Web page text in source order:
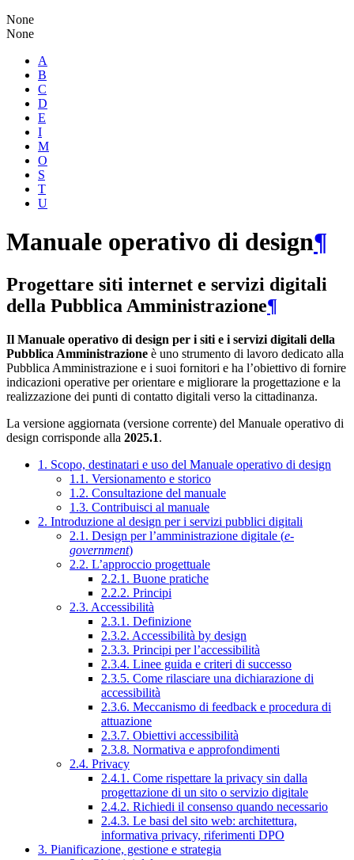
None
None
A
B
C
D
E
I
M
O
S
T
U
Manuale operativo di design¶
Progettare siti internet e servizi digitali
della Pubblica Amministrazione¶
Il Manuale operativo di design per i siti e i servizi digitali della
Pubblica Amministrazione è uno strumento di lavoro dedicato alla
Pubblica Amministrazione e i suoi fornitori e ha l’obiettivo di fornire
indicazioni operative per orientare e migliorare la progettazione e la
realizzazione dei punti di contatto digitali verso la cittadinanza.
La versione aggiornata (versione corrente) del Manuale operativo di
design corrisponde alla 2025.1.
1. Scopo, destinatari e uso del Manuale operativo di design
1.1. Versionamento e storico
1.2. Consultazione del manuale
1.3. Contribuisci al manuale
2. Introduzione al design per i servizi pubblici digitali
2.1. Design per l’amministrazione digitale (e-
government)
2.2. L’approccio progettuale
2.2.1. Buone pratiche
2.2.2. Principi
2.3. Accessibilità
2.3.1. Definizione
2.3.2. Accessibilità by design
2.3.3. Principi per l’accessibilità
2.3.4. Linee guida e criteri di successo
2.3.5. Come rilasciare una dichiarazione di
accessibilità
2.3.6. Meccanismo di feedback e procedura di
attuazione
2.3.7. Obiettivi accessibilità
2.3.8. Normativa e approfondimenti
2.4. Privacy
2.4.1. Come rispettare la privacy sin dalla
progettazione di un sito o servizio digitale
2.4.2. Richiedi il consenso quando necessario
2.4.3. Le basi del sito web: architettura,
informativa privacy, riferimenti DPO
3. Pianificazione, gestione e strategia